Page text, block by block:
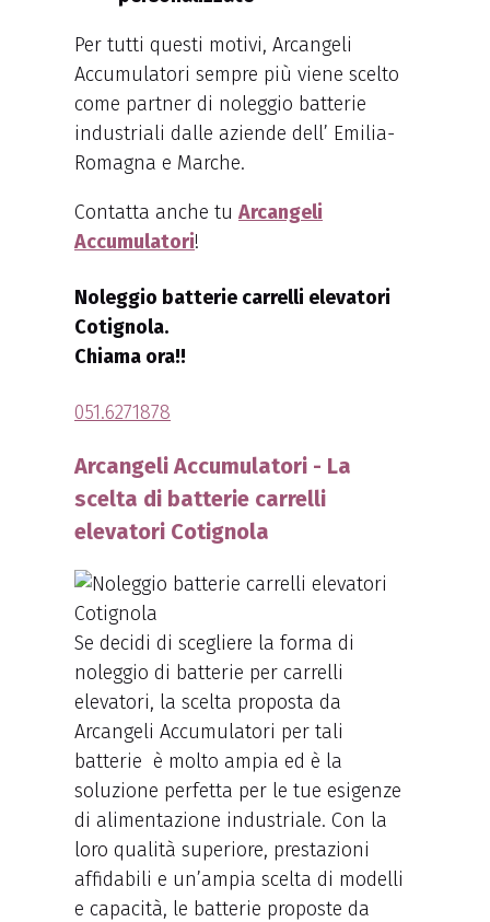
Per tutti questi motivi, Arcangeli
Accumulatori sempre più viene scelto
come partner di noleggio batterie
industriali dalle aziende dell’ Emilia-
Romagna e Marche.
Contatta anche tu Arcangeli
Accumulatori!
Noleggio batterie carrelli elevatori
Cotignola.
Chiama ora!!
051.6271878
Arcangeli Accumulatori - La
scelta di batterie carrelli
elevatori Cotignola
Se decidi di scegliere la forma di
noleggio di batterie per carrelli
elevatori, la scelta proposta da
Arcangeli Accumulatori per tali
batterie è molto ampia ed è la
soluzione perfetta per le tue esigenze
di alimentazione industriale. Con la
loro qualità superiore, prestazioni
affidabili e un’ampia scelta di modelli
e capacità, le batterie proposte da